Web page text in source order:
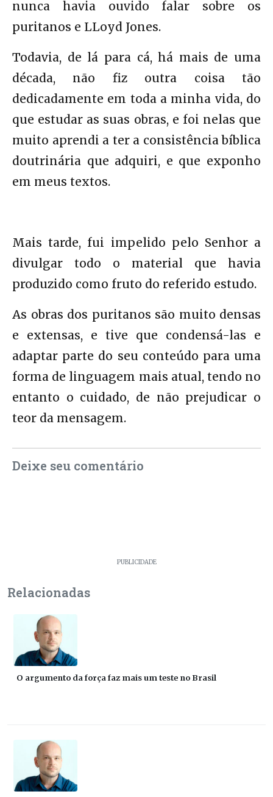
nunca havia ouvido falar sobre os
puritanos e LLoyd Jones.
Todavia, de lá para cá, há mais de uma
década, não fiz outra coisa tão
dedicadamente em toda a minha vida, do
que estudar as suas obras, e foi nelas que
muito aprendi a ter a consistência bíblica
doutrinária que adquiri, e que exponho
em meus textos.
Mais tarde, fui impelido pelo Senhor a
divulgar todo o material que havia
produzido como fruto do referido estudo.
As obras dos puritanos são muito densas
e extensas, e tive que condensá-las e
adaptar parte do seu conteúdo para uma
forma de linguagem mais atual, tendo no
entanto o cuidado, de não prejudicar o
teor da mensagem.
Deixe seu comentário
PUBLICIDADE
Relacionadas
O argumento da força faz mais um teste no Brasil